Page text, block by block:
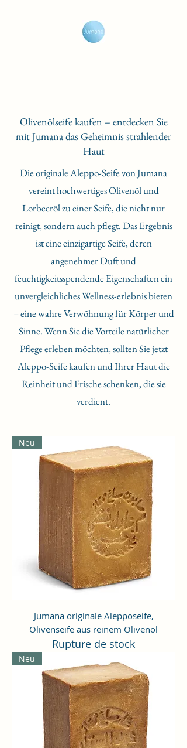
Olivenölseife kaufen – entdecken Sie
mit Jumana das Geheimnis strahlender
Haut
Die originale Aleppo-Seife von Jumana
vereint hochwertiges Olivenöl und
Lorbeeröl zu einer Seife, die nicht nur
reinigt, sondern auch pflegt. Das Ergebnis
ist eine einzigartige Seife, deren
angenehmer Duft und
feuchtigkeitsspendende Eigenschaften ein
unvergleichliches Wellness-erlebnis bieten
– eine wahre Verwöhnung für Körper und
Sinne. Wenn Sie die Vorteile natürlicher
Pflege erleben möchten, sollten Sie jetzt
Aleppo-Seife kaufen und Ihrer Haut die
Reinheit und Frische schenken, die sie
verdient.
Neu
Jumana originale Alepposeife,
Olivenseife aus reinem Olivenöl
Rupture de stock
Neu